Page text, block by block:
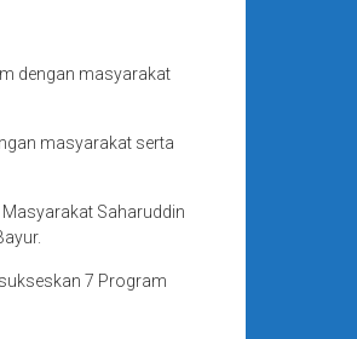
dengan masyarakat
masyarakat serta
Saharuddin
7 Program